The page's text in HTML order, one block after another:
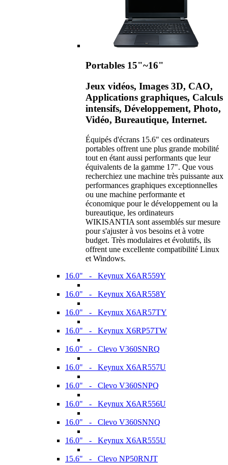
Portables 15"~16"
Jeux vidéos, Images 3D, CAO,
Applications graphiques, Calculs
intensifs, Développement, Photo,
Vidéo, Bureautique, Internet.
Équipés d'écrans 15.6" ces ordinateurs
portables offrent une plus grande mobilité
tout en étant aussi performants que leur
équivalents de la gamme 17". Que vous
recherchiez une machine très puissante aux
performances graphiques exceptionnelles
ou une machine performante et
économique pour le développement ou la
bureautique, les ordinateurs
WIKISANTIA sont assemblés sur mesure
pour s'ajuster à vos besoins et à votre
budget. Très modulaires et évolutifs, ils
offrent une excellente compatibilité Linux
et Windows.
16.0" - Keynux X6AR559Y
16.0" - Keynux X6AR558Y
16.0" - Keynux X6AR57TY
16.0" - Keynux X6RP57TW
16.0" - Clevo V360SNRQ
16.0" - Keynux X6AR557U
16.0" - Clevo V360SNPQ
16.0" - Keynux X6AR556U
16.0" - Clevo V360SNNQ
16.0" - Keynux X6AR555U
15.6" - Clevo NP50RNJT